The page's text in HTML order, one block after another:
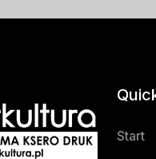
Start